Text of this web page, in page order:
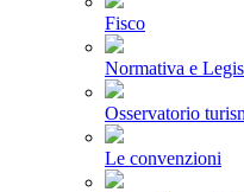
Fisco
Normativa e
Osservatorio
Le convenzioni